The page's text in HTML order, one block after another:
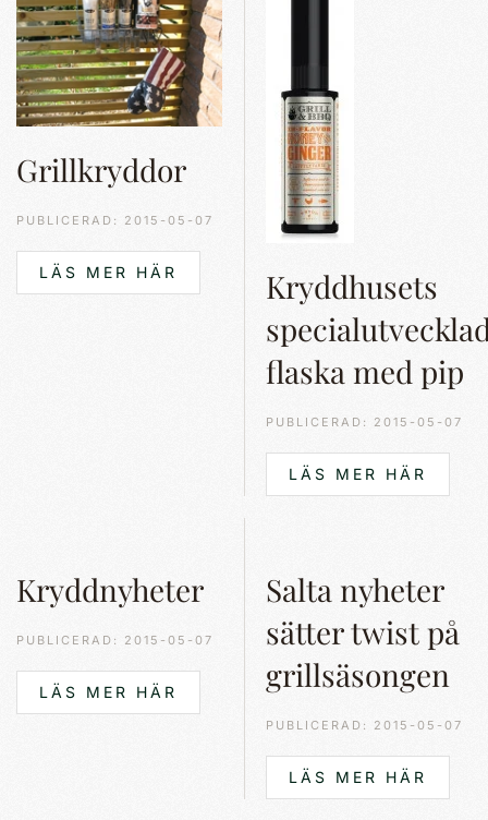
Grillkryddor
PUBLICERAD: 2015-05-07
LÄS MER HÄR
Kryddhusets
flaska med pip
PUBLICERAD: 2015-05-07
LÄS MER HÄR
Kryddnyheter
PUBLICERAD: 2015-05-07
LÄS MER HÄR
Salta nyheter
sätter twist på
grillsäsongen
PUBLICERAD: 2015-05-07
LÄS MER HÄR